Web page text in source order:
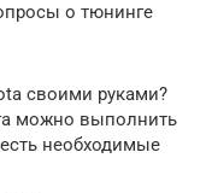
о тюнинге
своими руками?
можно выполнить
необходимые